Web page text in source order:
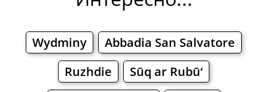
Wydminy
Abbadia San Salvatore
Ruzhdie
Sūq ar Rubū‘